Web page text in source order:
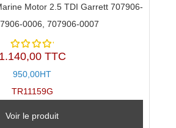
Motor 2.5 TDI Garrett 707906-
0006, 707906-0007
Note
5
1.140,00 TTC
950,00HT
TR11159G
Voir le produit